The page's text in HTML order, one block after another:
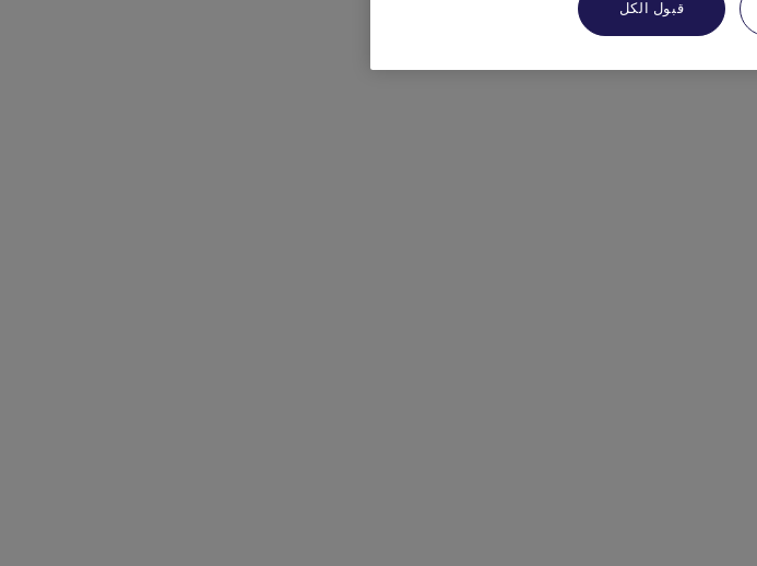
قبول الكل